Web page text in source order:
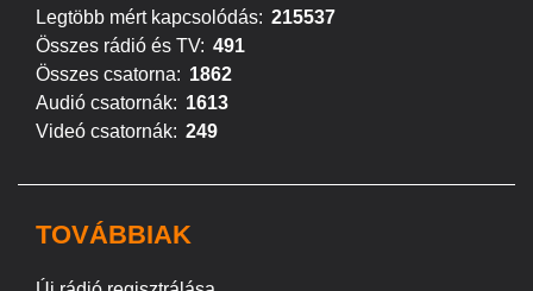
Legtöbb mért kapcsolódás: 215537
Összes rádió és TV: 491
Összes csatorna: 1862
Audió csatornák: 1613
Videó csatornák: 249
TOVÁBBIAK